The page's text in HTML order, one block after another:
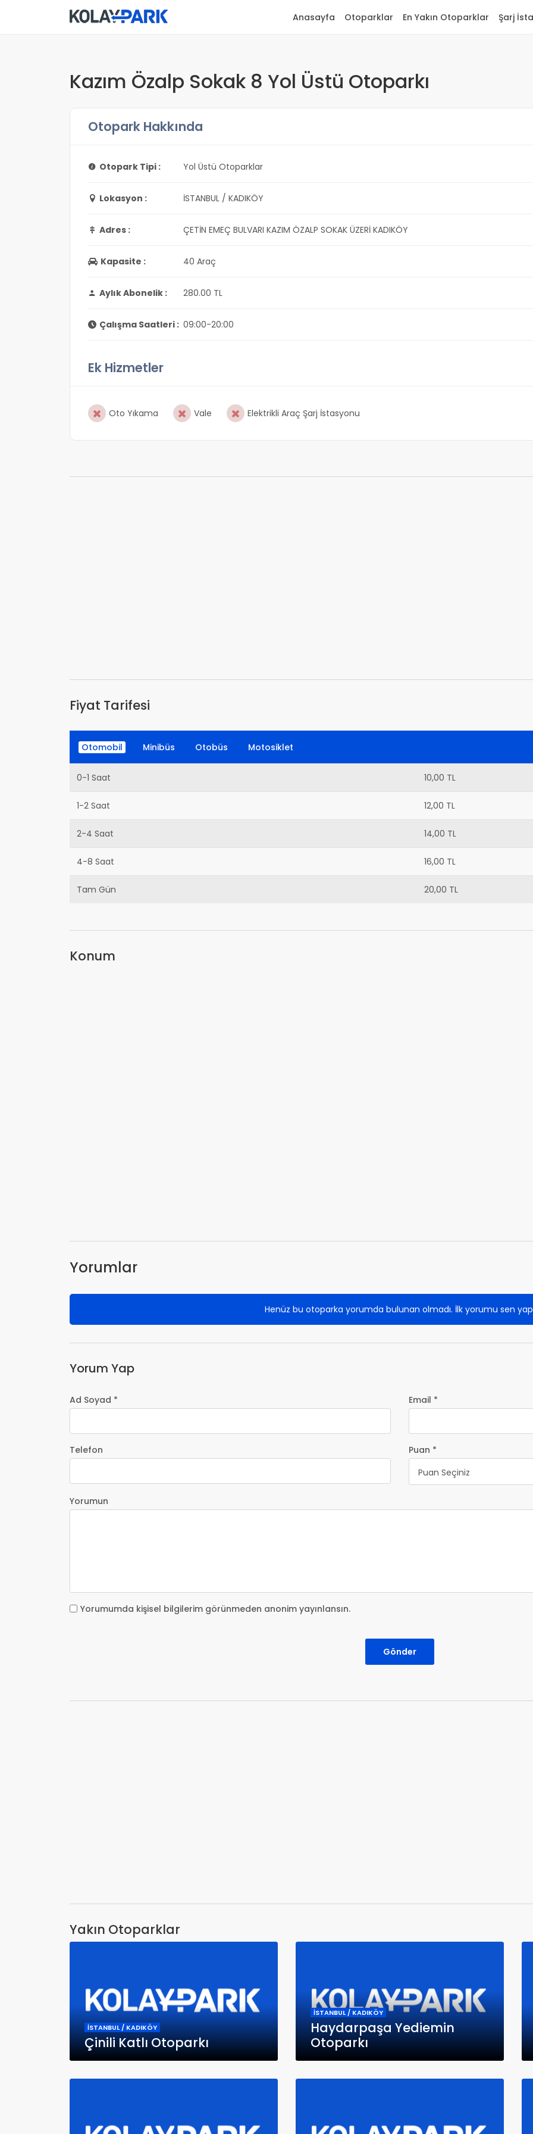
Anasayfa Otoparklar En Yakın Otoparklar Şarj
Kazım Özalp Sokak 8 Yol Üstü Otoparkı
Otopark Hakkında
Otopark Tipi : Yol Üstü Otoparklar
Lokasyon : İSTANBUL / KADIKÖY
Adres : ÇETİN EMEÇ BULVARI KAZIM ÖZALP SOKAK ÜZERİ KADIKÖY
Kapasite : 40 Araç
Aylık Abonelik : 280.00 TL
Çalışma Saatleri : 09:00-20:00
Ek Hizmetler
Oto Yıkama Vale Elektrikli Araç Şarj İstasyonu
Fiyat Tarifesi
Otomobil Minibüs Otobüs Motosiklet
0-1 Saat 10,00 TL
1-2 Saat 12,00 TL
2-4 Saat 14,00 TL
4-8 Saat 16,00 TL
Tam Gün 20,00 TL
Konum
Yorumlar
Henüz bu otoparka yorumda bulunan olmadı. İlk yorumu sen
Yorum Yap
Ad Soyad * Email *
Telefon
Puan *
Puan Seçiniz
Yorumun
Yorumumda kişisel bilgilerim görünmeden anonim yayınlansın.
Gönder
Yakın Otoparklar
İSTANBUL / KADIKÖY
Çinili Katlı Otoparkı
İSTANBUL / KADIKÖY
Haydarpaşa Yediemin
Otoparkı